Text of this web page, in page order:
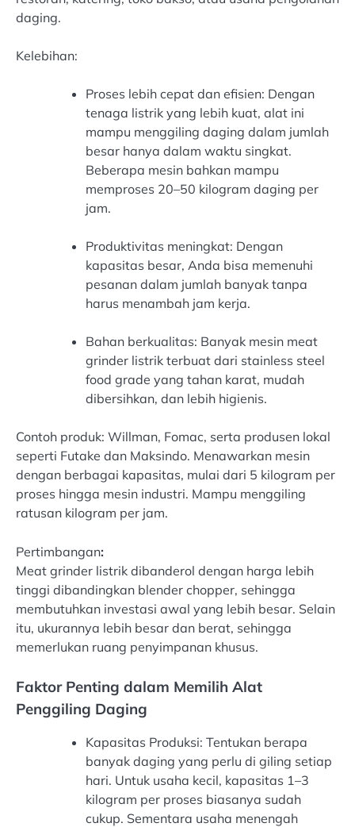
daging.
Kelebihan:
Proses lebih cepat dan efisien: Dengan
tenaga listrik yang lebih kuat, alat ini
mampu menggiling daging dalam jumlah
besar hanya dalam waktu singkat.
Beberapa mesin bahkan mampu
memproses 20–50 kilogram daging per
jam.
Produktivitas meningkat: Dengan
kapasitas besar, Anda bisa memenuhi
pesanan dalam jumlah banyak tanpa
harus menambah jam kerja.
Bahan berkualitas: Banyak mesin meat
grinder listrik terbuat dari stainless steel
food grade yang tahan karat, mudah
dibersihkan, dan lebih higienis.
Contoh produk: Willman, Fomac, serta produsen lokal
seperti Futake dan Maksindo. Menawarkan mesin
dengan berbagai kapasitas, mulai dari 5 kilogram per
proses hingga mesin industri. Mampu menggiling
ratusan kilogram per jam.
Pertimbangan:
Meat grinder listrik dibanderol dengan harga lebih
tinggi dibandingkan blender chopper, sehingga
membutuhkan investasi awal yang lebih besar. Selain
itu, ukurannya lebih besar dan berat, sehingga
memerlukan ruang penyimpanan khusus.
Faktor Penting dalam Memilih Alat
Penggiling Daging
Kapasitas Produksi: Tentukan berapa
banyak daging yang perlu di giling setiap
hari. Untuk usaha kecil, kapasitas 1–3
kilogram per proses biasanya sudah
cukup. Sementara usaha menengah